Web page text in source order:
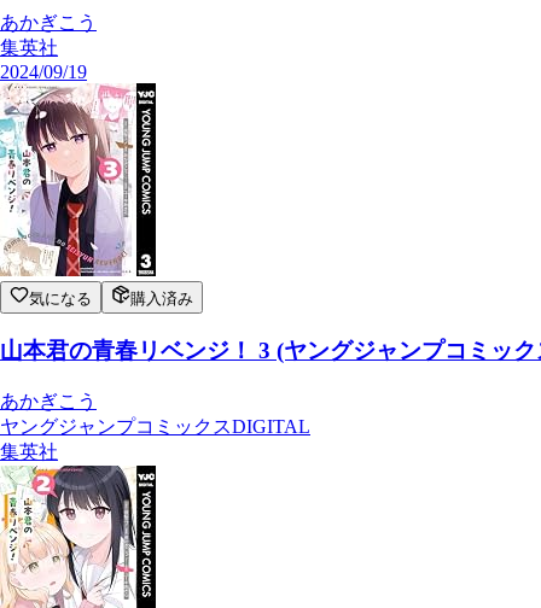
あかぎこう
集英社
2024/09/19
気になる 購入済み
山本君の青春リベンジ！ 3 (ヤングジャンプコミッ
あかぎこう
ヤングジャンプコミックスDIGITAL
集英社